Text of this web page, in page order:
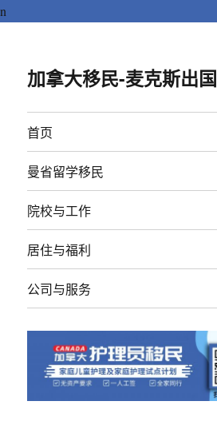
n
加拿大移民-麦克斯出国
首页
曼省留学移民
院校与工作
居住与福利
公司与服务